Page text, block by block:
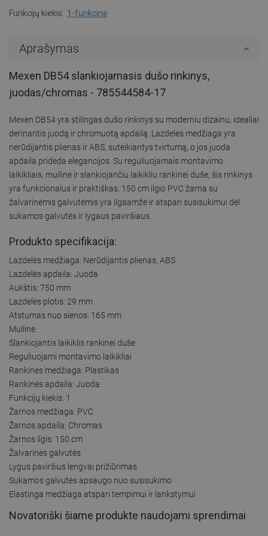
Funkcijų kiekis: 1-funkcinė
Aprašymas
Mexen DB54 slankiojamasis dušo rinkinys,
juodas/chromas - 785544584-17
Mexen DB54 yra stilingas dušo rinkinys su moderniu dizainu, idealiai
derinantis juodą ir chromuotą apdailą. Lazdelės medžiaga yra
nerūdijantis plienas ir ABS, suteikiantys tvirtumą, o jos juoda
apdaila prideda elegancijos. Su reguliuojamais montavimo
laikikliais, muiline ir slankiojančiu laikikliu rankinei duše, šis rinkinys
yra funkcionalus ir praktiškas. 150 cm ilgio PVC žarna su
žalvarinėmis galvutėmis yra ilgaamžė ir atspari susisukimui dėl
sukamos galvutės ir lygaus paviršiaus.
Produkto specifikacija:
Lazdelės medžiaga: Nerūdijantis plienas, ABS
Lazdelės apdaila: Juoda
Aukštis: 750 mm
Lazdelės plotis: 29 mm
Atstumas nuo sienos: 165 mm
Muilinė
Slankiojantis laikiklis rankinei duše
Reguliuojami montavimo laikikliai
Rankinės medžiaga: Plastikas
Rankinės apdaila: Juoda
Funkcijų kiekis: 1
Žarnos medžiaga: PVC
Žarnos apdaila: Chromas
Žarnos ilgis: 150 cm
Žalvarinės galvutės
Lygus paviršius lengvai prižiūrimas
Sukamos galvutės apsaugo nuo susisukimo
Elastinga medžiaga atspari tempimui ir lankstymui
Novatoriški šiame produkte naudojami sprendimai